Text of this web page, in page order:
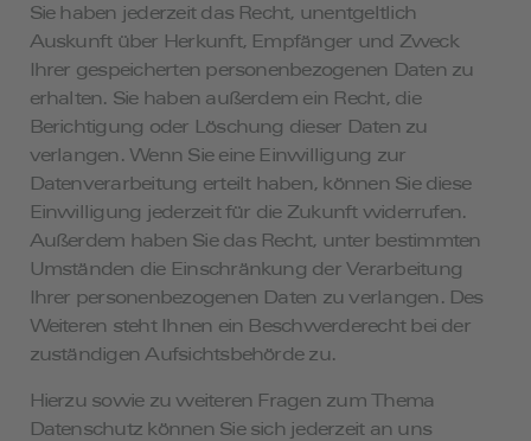
Sie haben jederzeit das Recht, unentgeltlich
Auskunft über Herkunft, Empfänger und Zweck
Ihrer gespeicherten personenbezogenen Daten zu
erhalten. Sie haben außerdem ein Recht, die
Berichtigung oder Löschung dieser Daten zu
verlangen. Wenn Sie eine Einwilligung zur
Datenverarbeitung erteilt haben, können Sie diese
Einwilligung jederzeit für die Zukunft widerrufen.
Außerdem haben Sie das Recht, unter bestimmten
Umständen die Einschränkung der Verarbeitung
Ihrer personenbezogenen Daten zu verlangen. Des
Weiteren steht Ihnen ein Beschwerderecht bei der
zuständigen Aufsichtsbehörde zu.
Hierzu sowie zu weiteren Fragen zum Thema
Datenschutz können Sie sich jederzeit an uns